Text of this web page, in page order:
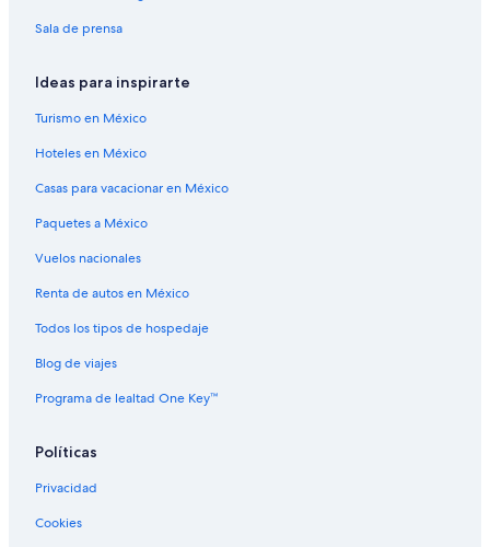
Sala de prensa
Ideas para inspirarte
Turismo en México
Hoteles en México
Casas para vacacionar en México
Paquetes a México
Vuelos nacionales
Renta de autos en México
Todos los tipos de hospedaje
Blog de viajes
Programa de lealtad One Key™
Políticas
Privacidad
Cookies